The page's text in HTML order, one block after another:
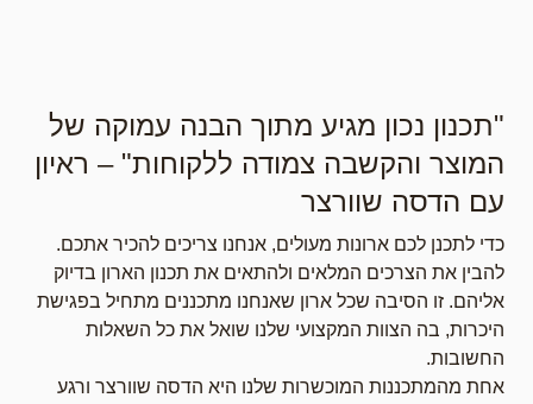
"תכנון נכון מגיע מתוך הבנה עמוקה של
המוצר והקשבה צמודה ללקוחות" – ראיון
עם הדסה שוורצר
כדי לתכנן לכם ארונות מעולים, אנחנו צריכים להכיר אתכם.
להבין את הצרכים המלאים ולהתאים את תכנון הארון בדיוק
אליהם. זו הסיבה שכל ארון שאנחנו מתכננים מתחיל בפגישת
היכרות, בה הצוות המקצועי שלנו שואל את כל השאלות
החשובות.
אחת מהמתכננות המוכשרות שלנו היא הדסה שוורצר ורגע